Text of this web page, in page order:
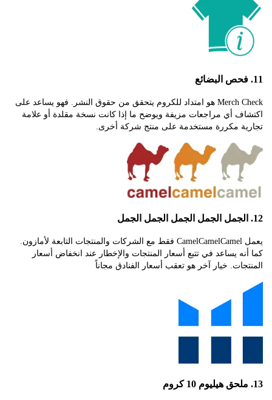
Merch Check هو امتداد للكروم يتحقق من حقوق النشر. فهو يساعد على
أي مراجعات مزيفة ويوضح ما إذا كانت نسخة مقلدة أو علامة
مكررة مستخدمة على منتج شركة أخرى.
يعمل CamelCamelCamel فقط مع الشركات والمنتجات التابعة لأمازون.
يساعد في تتبع أسعار المنتجات والإخطار عند انخفاض أسعار
خيار آخر هو تعقب أسعار الفنادق مجاناً